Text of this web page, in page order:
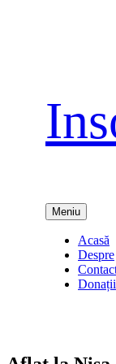
Meniu
Acasă
Despre
Donații